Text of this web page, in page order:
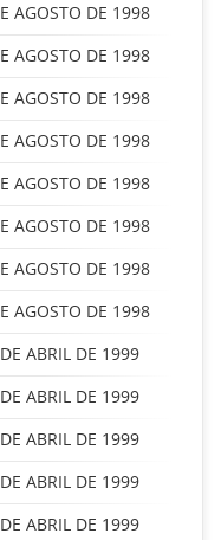
AGOSTO DE 1998
AGOSTO DE 1998
AGOSTO DE 1998
AGOSTO DE 1998
AGOSTO DE 1998
AGOSTO DE 1998
AGOSTO DE 1998
AGOSTO DE 1998
ABRIL DE 1999
ABRIL DE 1999
ABRIL DE 1999
ABRIL DE 1999
ABRIL DE 1999